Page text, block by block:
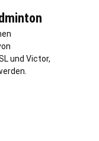
und Victor,